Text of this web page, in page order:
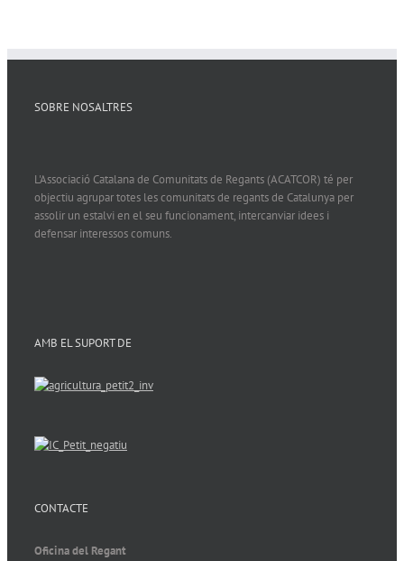
SOBRE NOSALTRES
L'Associació Catalana de Comunitats de Regants (ACATCOR) té per
objectiu agrupar totes les comunitats de regants de Catalunya per
assolir un estalvi en el seu funcionament, intercanviar idees i
defensar interessos comuns.
AMB EL SUPORT DE
CONTACTE
Oficina del Regant